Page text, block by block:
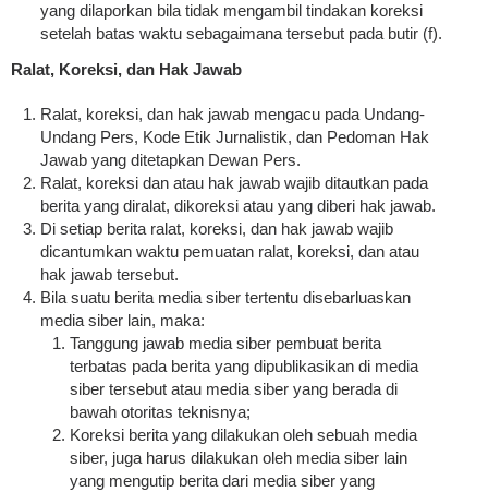
yang dilaporkan bila tidak mengambil tindakan koreksi
setelah batas waktu sebagaimana tersebut pada butir (f).
Ralat, Koreksi, dan Hak Jawab
Ralat, koreksi, dan hak jawab mengacu pada Undang-
Undang Pers, Kode Etik Jurnalistik, dan Pedoman Hak
Jawab yang ditetapkan Dewan Pers.
Ralat, koreksi dan atau hak jawab wajib ditautkan pada
berita yang diralat, dikoreksi atau yang diberi hak jawab.
Di setiap berita ralat, koreksi, dan hak jawab wajib
dicantumkan waktu pemuatan ralat, koreksi, dan atau
hak jawab tersebut.
Bila suatu berita media siber tertentu disebarluaskan
media siber lain, maka:
Tanggung jawab media siber pembuat berita
terbatas pada berita yang dipublikasikan di media
siber tersebut atau media siber yang berada di
bawah otoritas teknisnya;
Koreksi berita yang dilakukan oleh sebuah media
siber, juga harus dilakukan oleh media siber lain
yang mengutip berita dari media siber yang